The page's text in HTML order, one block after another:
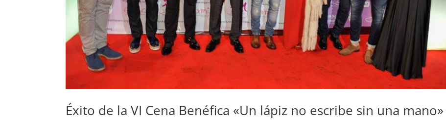
Éxito de la VI Cena Benéfica «Un lápiz no escribe sin una mano»